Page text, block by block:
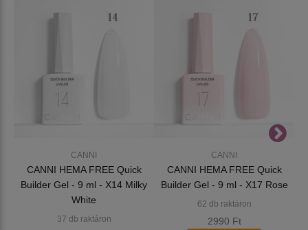
CANNI
CANNI HEMA FREE Quick
Builder Gel - 9 ml - X14 Milky
White
37 db raktáron
CANNI
CANNI HEMA FREE Quick
Builder Gel - 9 ml - X17 Rose
62 db raktáron
2990 Ft